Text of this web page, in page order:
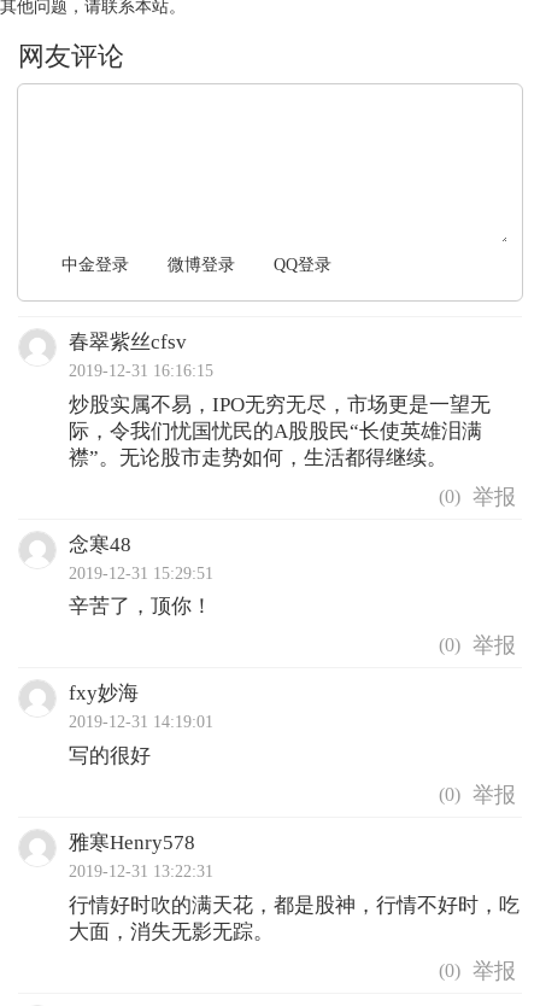
其他问题，请联系本站。
中金登录 微博登录 QQ登录
春翠紫丝cfsv
2019-12-31 16:16:15
炒股实属不易，IPO无穷无尽，市场更是一望无
际，令我们忧国忧民的A股股民“长使英雄泪满
襟”。无论股市走势如何，生活都得继续。
(0)
念寒48
2019-12-31 15:29:51
辛苦了，顶你！
(0)
fxy妙海
2019-12-31 14:19:01
写的很好
(0)
雅寒Henry578
2019-12-31 13:22:31
行情好时吹的满天花，都是股神，行情不好时，吃
大面，消失无影无踪。
(0)